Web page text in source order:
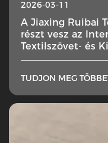
2026-03-11
A Jiaxing Ruibai
részt vesz az
Textilszövet- és
TUDJON MEG